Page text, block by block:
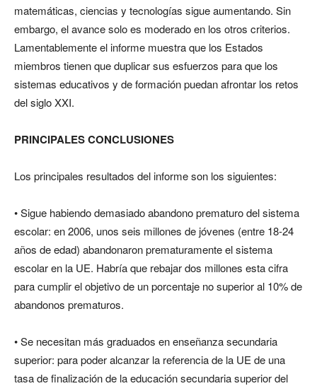
matemáticas, ciencias y tecnologías sigue aumentando. Sin
embargo, el avance solo es moderado en los otros criterios.
Lamentablemente el informe muestra que los Estados
miembros tienen que duplicar sus esfuerzos para que los
sistemas educativos y de formación puedan afrontar los retos
del siglo XXI.
PRINCIPALES CONCLUSIONES
Los principales resultados del informe son los siguientes:
• Sigue habiendo demasiado abandono prematuro del sistema
escolar: en 2006, unos seis millones de jóvenes (entre 18-24
años de edad) abandonaron prematuramente el sistema
escolar en la UE. Habría que rebajar dos millones esta cifra
para cumplir el objetivo de un porcentaje no superior al 10% de
abandonos prematuros.
• Se necesitan más graduados en enseñanza secundaria
superior: para poder alcanzar la referencia de la UE de una
tasa de finalización de la educación secundaria superior del